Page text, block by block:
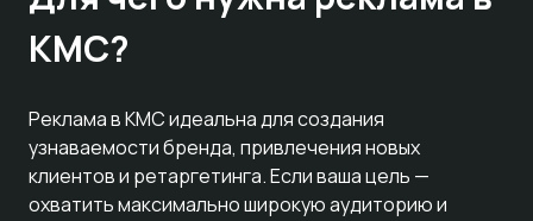
КМС?
Реклама в КМС идеальна для создания
узнаваемости бренда, привлечения новых
клиентов и ретаргетинга. Если ваша цель —
охватить максимально широкую аудиторию и